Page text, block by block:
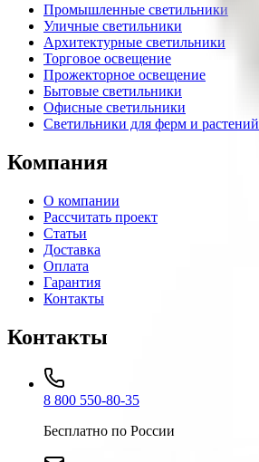
Промышленные светильники
Уличные светильники
Архитектурные светильники
Торговое освещение
Прожекторное освещение
Бытовые светильники
Офисные светильники
Светильники для ферм и растений
Компания
О компании
Рассчитать проект
Статьи
Доставка
Оплата
Гарантия
Контакты
Контакты
8 800 550-80-35
Бесплатно по России